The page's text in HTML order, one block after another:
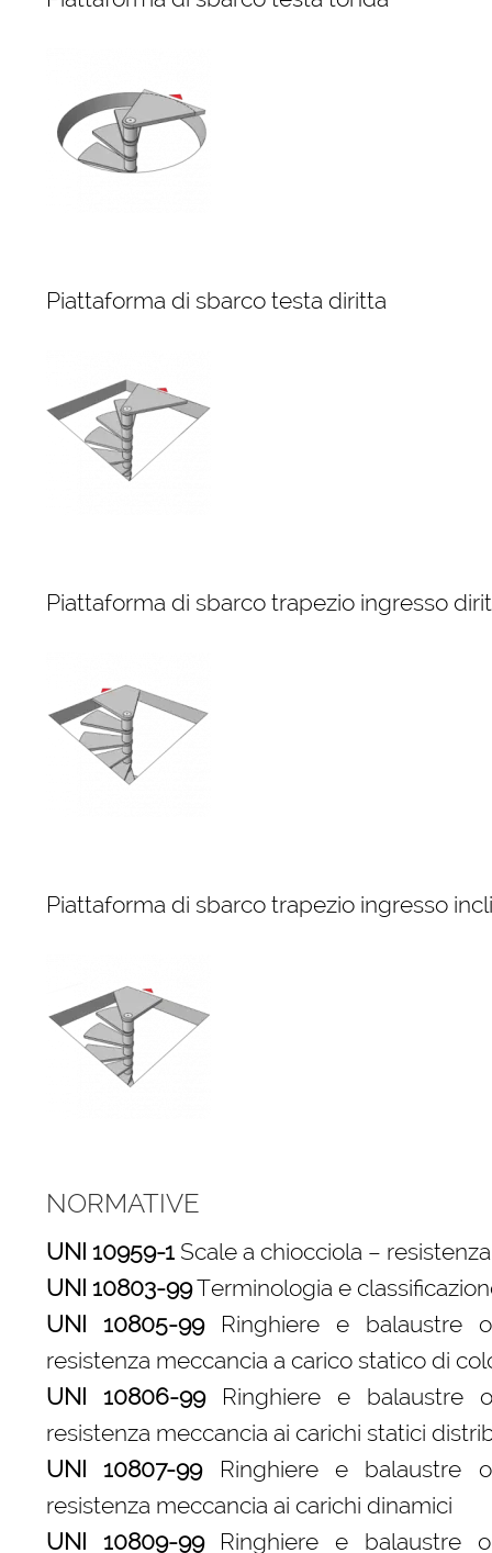
Piattaforma di sbarco testa diritta
Piattaforma di sbarco trapezio ingresso
Piattaforma di sbarco trapezio ingresso
NORMATIVE
UNI 10959-1Scale a chiocciola –
UNI 10803-99Terminologia e
UNI 10805-99Ringhiere e balaustre o
resistenza meccancia a carico statico di
UNI 10806-99Ringhiere e balaustre o
resistenza meccancia ai carichi statici
UNI 10807-99Ringhiere e balaustre o
resistenza meccancia ai carichi dinamici
UNI 10809-99Ringhiere e balaustre o